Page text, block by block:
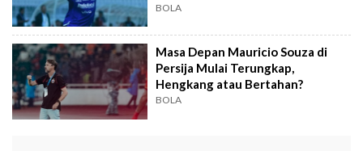
BOLA
Masa Depan Mauricio Souza di
Persija Mulai Terungkap,
Hengkang atau Bertahan?
BOLA